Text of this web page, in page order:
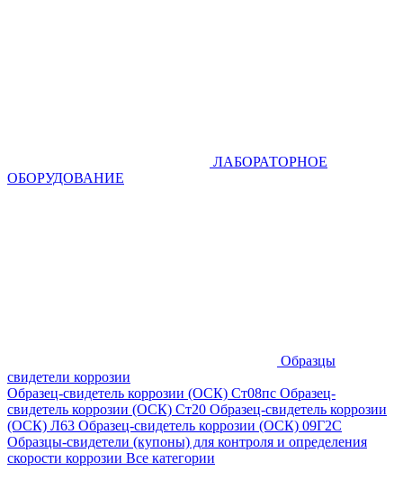
ЛАБОРАТОРНОЕ
ОБОРУДОВАНИЕ
Образцы
свидетели коррозии
Образец-свидетель коррозии (ОСК) Ст08пс Образец-
свидетель коррозии (ОСК) Ст20 Образец-свидетель коррозии
(ОСК) Л63 Образец-свидетель коррозии (ОСК) 09Г2С
Образцы-свидетели (купоны) для контроля и определения
скорости коррозии Все категории